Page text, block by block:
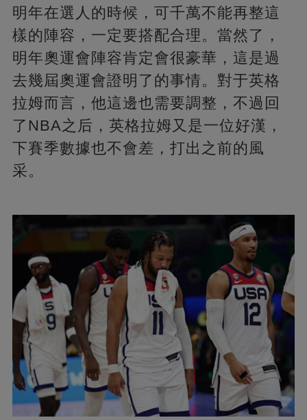
明年在選人的時候，可千萬不能再整這
樣的陣容，一定要搭配合理。當然了，
明年奧運會陣容肯定會很豪華，這是過
去幾屆奧運會證明了的事情。對于英格
拉姆而言，他這邊也需要調整，不過回
了NBA之后，英格拉姆又是一位好漢，
下賽季數據也不會差，打出之前的風
采。